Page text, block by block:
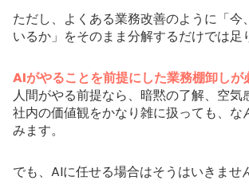
ただし、よくある業務改善のように「今
いるか」をそのまま分解するだけでは足
AIがやることを前提にした業務棚卸しが
人間がやる前提なら、暗黙の了解、空気
社内の価値観をかなり雑に扱っても、な
みます。
でも、AIに任せる場合はそうはいきませ